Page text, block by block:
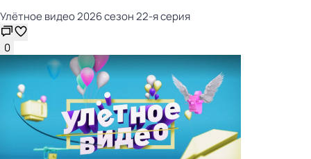
Улётное видео 2026 сезон 22-я серия
0